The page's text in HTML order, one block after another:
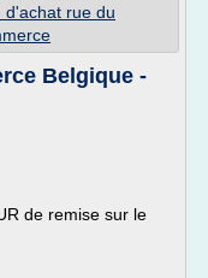
d'achat rue du
Belgique -
de remise sur le